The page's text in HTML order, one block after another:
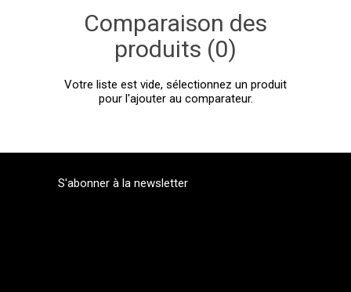
Comparaison des
produits (0)
Votre liste est vide, sélectionnez un produit
pour l'ajouter au comparateur.
S'abonner à la newsletter